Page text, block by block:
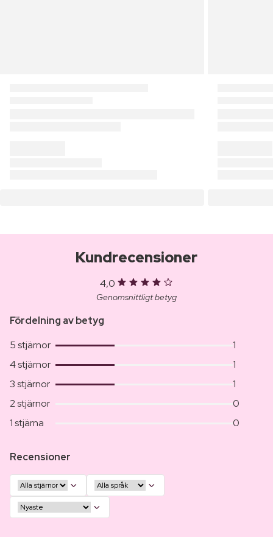
Kundrecensioner
4,0
Genomsnittligt betyg
Fördelning av betyg
5 stjärnor
1
4 stjärnor
1
3 stjärnor
1
2 stjärnor
0
1 stjärna
0
Recensioner